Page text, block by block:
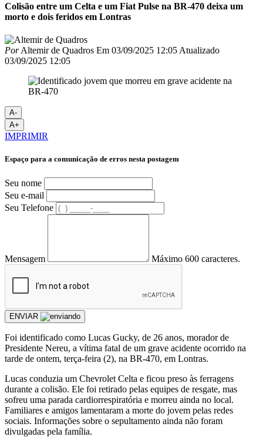
Colisão entre um Celta e um Fiat Pulse na BR-470 deixa um
morto e dois feridos em Lontras
PorAltemir de Quadros Em 03/09/2025 12:05 Atualizado
03/09/2025 12:05
A-
A+
IMPRIMIR
Espaço para a comunicação de erros nesta postagem
Seu nome
Seu e-mail
Seu Telefone
Mensagem Máximo 600 caracteres.
ENVIAR
Foi identificado como Lucas Gucky, de 26 anos, morador de
Presidente Nereu, a vítima fatal de um grave acidente ocorrido na
tarde de ontem, terça-feira (2), na BR-470, em Lontras.
Lucas conduzia um Chevrolet Celta e ficou preso às ferragens
durante a colisão. Ele foi retirado pelas equipes de resgate, mas
sofreu uma parada cardiorrespiratória e morreu ainda no local.
Familiares e amigos lamentaram a morte do jovem pelas redes
sociais. Informações sobre o sepultamento ainda não foram
divulgadas pela família.